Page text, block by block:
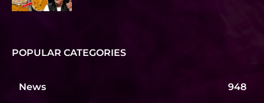
POPULAR CATEGORIES
News 948